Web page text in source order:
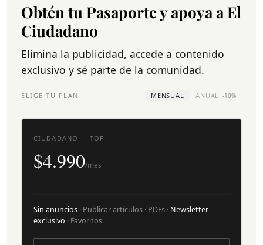
Obtén tu Pasaporte y apoya a El
Ciudadano
Elimina la publicidad, accede a contenido
exclusivo y sé parte de la comunidad.
ELIGE TU PLAN MENSUAL ANUAL -10%
CIUDADANO — TOP
$4.990/mes
Sin anuncios · Publicar artículos · PDFs · Newsletter
exclusivo · Favoritos